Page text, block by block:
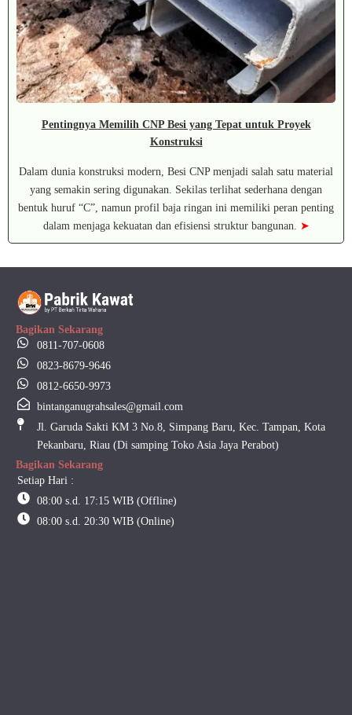
Pentingnya Memilih CNP Besi yang Tepat untuk Proyek
Konstruksi
Dalam dunia konstruksi modern, Besi CNP menjadi salah satu material
yang semakin sering digunakan. Sekilas terlihat sederhana dengan
bentuk huruf “C”, namun profil baja ringan ini memiliki peran penting
dalam menjaga kekuatan dan efisiensi struktur bangunan. ➤
Bagikan Sekarang
0811-707-0608
0823-8679-9646
0812-6650-9973
bintanganugrahsales@gmail.com
Jl. Garuda Sakti KM 3 No.8, Simpang Baru, Kec. Tampan, Kota
Pekanbaru, Riau (Di samping Toko Asia Jaya Perabot)
Bagikan Sekarang
Setiap Hari :
08:00 s.d. 17:15 WIB (Offline)
08:00 s.d. 20:30 WIB (Online)